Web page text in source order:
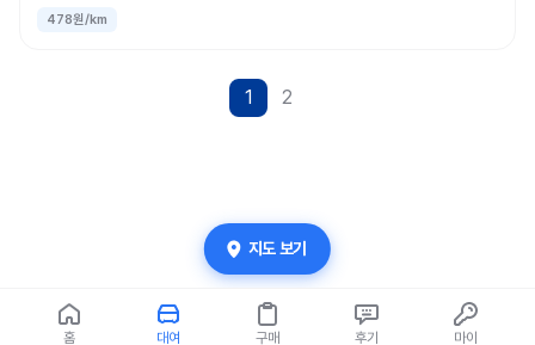
478원/km
1 2
지도 보기
홈 대여 구매 후기 마이